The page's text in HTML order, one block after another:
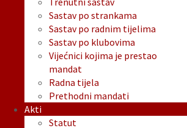
Sastav po strankama
Sastav po radnim tijelima
Sastav po klubovima
Vijećnici kojima je prestao
mandat
Radna tijela
Prethodni mandati
Akti
Statut